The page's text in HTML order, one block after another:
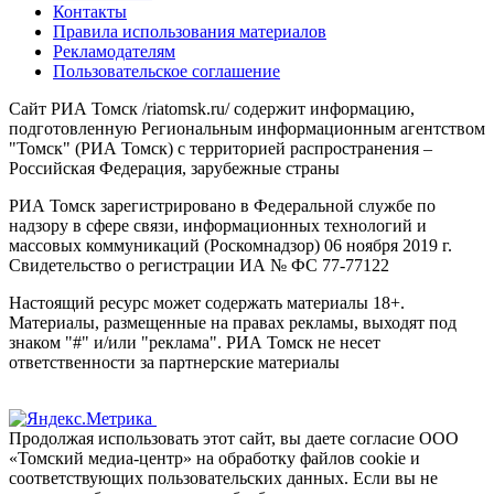
Контакты
Правила использования материалов
Рекламодателям
Пользовательское соглашение
Сайт РИА Томск /riatomsk.ru/ содержит информацию,
подготовленную Региональным информационным агентством
"Томск" (РИА Томск) с территорией распространения –
Российская Федерация, зарубежные страны
РИА Томск зарегистрировано в Федеральной службе по
надзору в сфере связи, информационных технологий и
массовых коммуникаций (Роскомнадзор) 06 ноября 2019 г.
Свидетельство о регистрации ИА № ФС 77-77122
Настоящий ресурс может содержать материалы 18+.
Материалы, размещенные на правах рекламы, выходят под
знаком "#" и/или "реклама". РИА Томск не несет
ответственности за партнерские материалы
Продолжая использовать этот сайт, вы даете согласие ООО
«Томский медиа-центр» на обработку файлов cookie и
соответствующих пользовательских данных. Если вы не